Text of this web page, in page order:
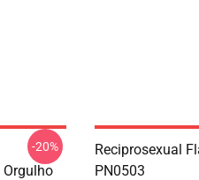
-20%
Reciprosexual
PN0503